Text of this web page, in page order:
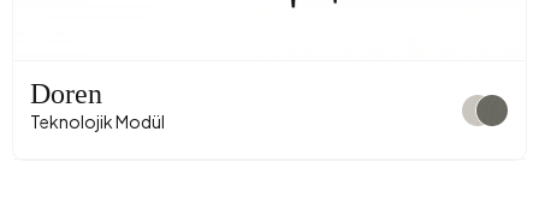
Doren
Teknolojik Modül